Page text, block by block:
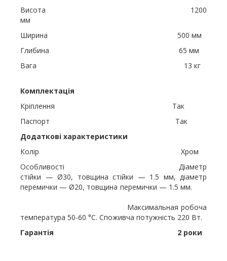
Висота 1200
мм
Ширина 500 мм
Глибина 65 мм
Вага 13 кг
Комплектація
Кріплення Так
Паспорт Так
Додаткові характеристики
Колір Хром
Особливості Діаметр
стійки — Ø30, товщина стійки — 1.5 мм, діаметр
перемички — Ø20, товщина перемички — 1.5 мм.
Максимальная робоча
температура 50-60 °C. Споживча потужність 220 Вт.
Гарантія 2 роки